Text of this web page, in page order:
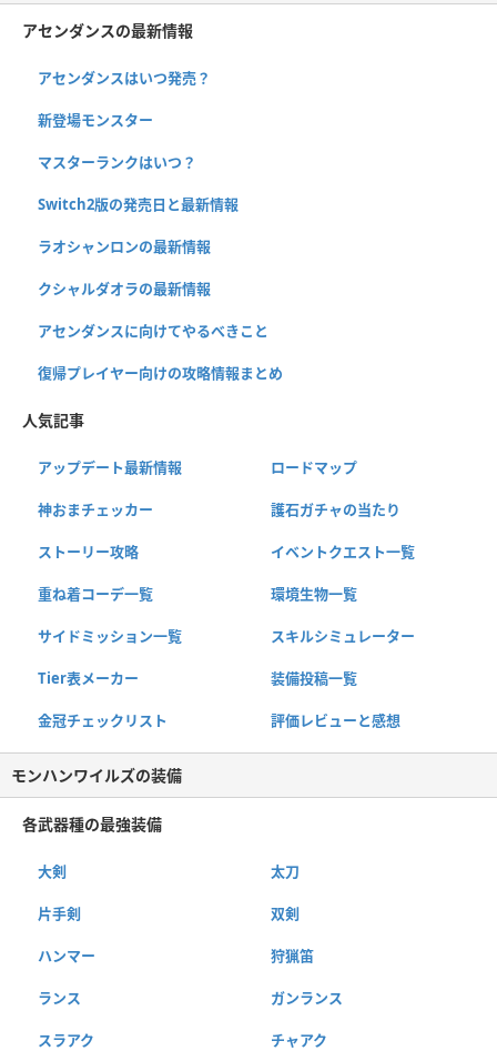
アセンダンスの最新情報
アセンダンスはいつ発売？
新登場モンスター
マスターランクはいつ？
Switch2版の発売日と最新情報
ラオシャンロンの最新情報
クシャルダオラの最新情報
アセンダンスに向けてやるべきこと
復帰プレイヤー向けの攻略情報まとめ
人気記事
アップデート最新情報 ロードマップ
神おまチェッカー 護石ガチャの当たり
ストーリー攻略 イベントクエスト一覧
重ね着コーデ一覧 環境生物一覧
サイドミッション一覧 スキルシミュレーター
Tier表メーカー 装備投稿一覧
金冠チェックリスト 評価レビューと感想
モンハンワイルズの装備
各武器種の最強装備
大剣 太刀
片手剣 双剣
ハンマー 狩猟笛
ランス ガンランス
スラアク チャアク